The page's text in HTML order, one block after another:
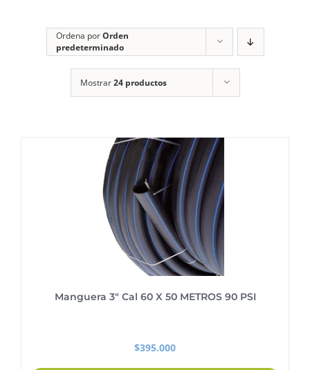
Ordena porOrden
predeterminado
Mostrar24 productos
Manguera 3″ Cal 60 X 50 METROS 90 PSI
$395.000